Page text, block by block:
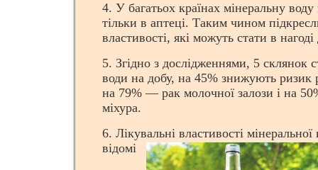
4. У багатьох країнах мінеральну
тільки в аптеці. Таким чином
властивості, які можуть стати в
5. Згідно з дослідженнями, 5 склянок
води на добу, на 45% знижують ризик
на 79% — рак молочної залози і на
міхура.
6. Лікувальні властивості
відомі